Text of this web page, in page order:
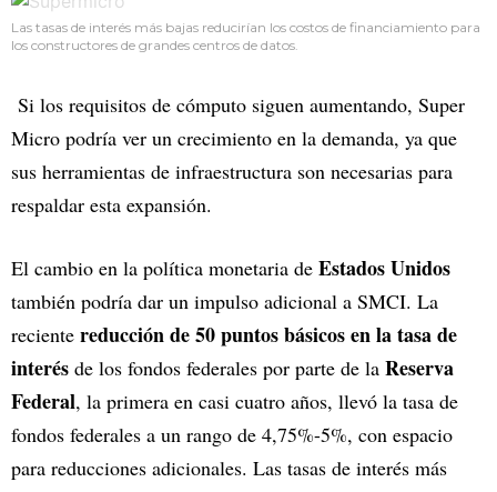
Las tasas de interés más bajas reducirían los costos de financiamiento para
los constructores de grandes centros de datos.
Si los requisitos de cómputo siguen aumentando, Super
Micro podría ver un crecimiento en la demanda, ya que
sus herramientas de infraestructura son necesarias para
respaldar esta expansión.
El cambio en la política monetaria de Estados Unidos
también podría dar un impulso adicional a SMCI. La
reciente reducción de 50 puntos básicos en la tasa de
interés de los fondos federales por parte de la Reserva
Federal, la primera en casi cuatro años, llevó la tasa de
fondos federales a un rango de 4,75%-5%, con espacio
para reducciones adicionales. Las tasas de interés más